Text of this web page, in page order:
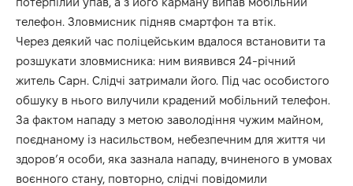
телефон. Зловмисник підняв смартфон та втік.
Через деякий час поліцейським вдалося встановити та
розшукати зловмисника: ним виявився 24-річний
житель Сарн. Слідчі затримали його. Під час особистого
обшуку в нього вилучили крадений мобільний телефон.
За фактом нападу з метою заволодіння чужим майном,
поєднаному із насильством, небезпечним для життя чи
здоров’я особи, яка зазнала нападу, вчиненого в умовах
воєнного стану, повторно, слідчі повідомили